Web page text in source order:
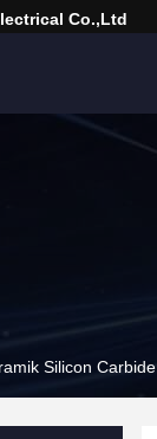
Co.,Ltd
Silicon Carbide